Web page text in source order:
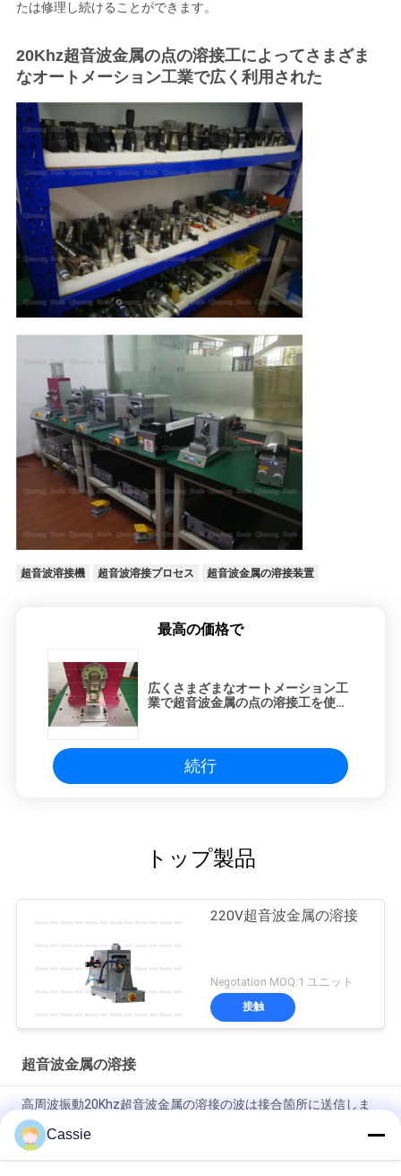
シ
ー
ポ
リ
シ
ー
たは修理し続けることができます。
20Khz超音波金属の点の溶接工によってさまざま
なオートメーション工業で広く利用された
超音波溶接機 超音波溶接プロセス 超音波金属の溶接装置
最高の価格で
広くさまざまなオートメーション工
業で超音波金属の点の溶接工を使用
続行
トップ製品
220V超音波金属の溶接
Negotation MOQ:1 ユニット
接触
超音波金属の溶接
高周波振動20Khz超音波金属の溶接の波は接合箇所に送信しま
す
直径12mmの銅管のための超音波シーリング機械を終える
Cassie